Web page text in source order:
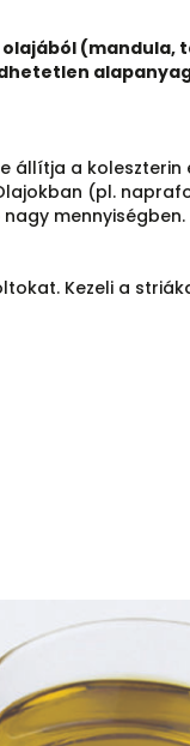
(mandula,
állítja a
(pl.
mennyiségben.
Kezeli a